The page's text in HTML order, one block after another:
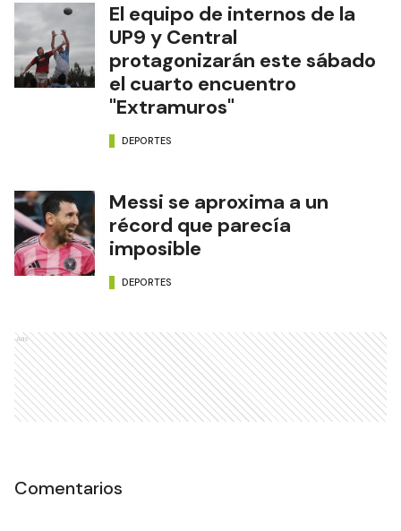
El equipo de internos de la
UP9 y Central
protagonizarán este sábado
el cuarto encuentro
"Extramuros"
DEPORTES
Messi se aproxima a un
récord que parecía
imposible
DEPORTES
Ads
Comentarios